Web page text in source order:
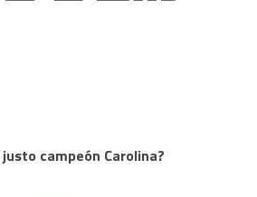
justo campeón Carolina?